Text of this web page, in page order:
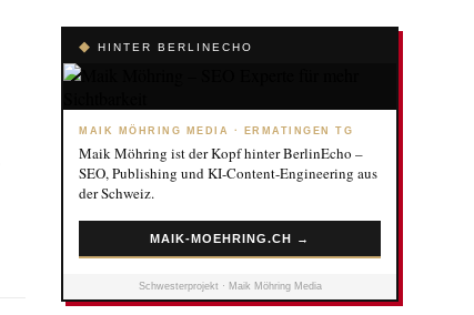
◆ HINTER BERLINECHO
MAIK MÖHRING MEDIA · ERMATINGEN TG
Maik Möhring ist der Kopf hinter BerlinEcho –
SEO, Publishing und KI-Content-Engineering aus
der Schweiz.
MAIK-MOEHRING.CH →
Schwesterprojekt · Maik Möhring Media